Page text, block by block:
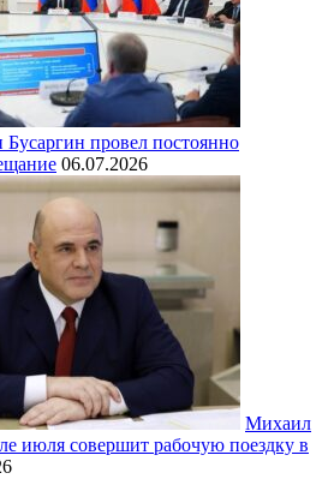
Бусаргин провел постоянно
06.07.2026
Михаил
июля совершит рабочую поездку в